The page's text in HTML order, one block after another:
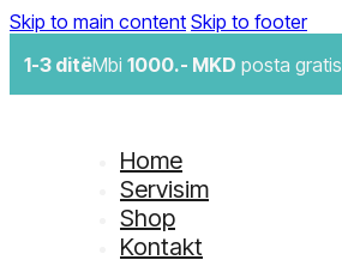
Skip to main content Skip to footer
1-3 ditëMbi 1000.- MKD posta gratis
Home
Servisim
Shop
Kontakt